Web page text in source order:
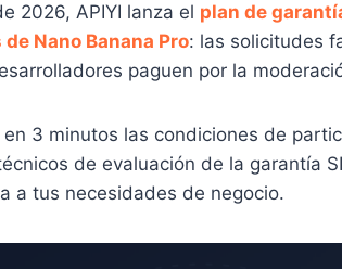
2026, APIYI lanza el plan de
Nano Banana Pro: las solicitudes
paguen por la
en 3 minutos las condiciones de
de evaluación de la garantía
a tus necesidades de negocio.